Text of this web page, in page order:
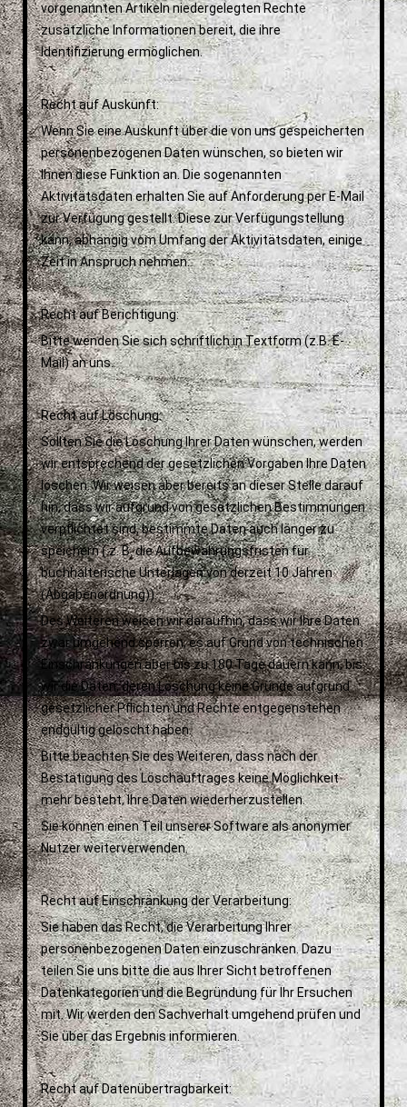
vorgenannten Artikeln niedergelegten Rechte
zusätzliche Informationen bereit, die ihre
Identifizierung ermöglichen.
Recht auf Auskunft:
Wenn Sie eine Auskunft über die von uns gespeicherten
personenbezogenen Daten wünschen, so bieten wir
Ihnen diese Funktion an. Die sogenannten
Aktivitätsdaten erhalten Sie auf Anforderung per E-Mail
zur Verfügung gestellt. Diese zur Verfügungstellung
kann, abhängig vom Umfang der Aktivitätsdaten, einige
Zeit in Anspruch nehmen.
Recht auf Berichtigung:
Bitte wenden Sie sich schriftlich in Textform (z.B. E-
Mail) an uns.
Recht auf Löschung:
Sollten Sie die Löschung Ihrer Daten wünschen, werden
wir entsprechend der gesetzlichen Vorgaben Ihre Daten
löschen. Wir weisen aber bereits an dieser Stelle darauf
hin, dass wir aufgrund von gesetzlichen Bestimmungen
verpflichtet sind, bestimmte Daten auch länger zu
speichern ( z. B. die Aufbewahrungsfristen für
buchhalterische Unterlagen von derzeit 10 Jahren
(Abgabenordnung)).
Des Weiteren weisen wir daraufhin, dass wir Ihre Daten
zwar umgehend sperren, es auf Grund von technischen
Einschränkungen aber bis zu 180 Tage dauern kann, bis
wir die Daten, deren Löschung keine Gründe aufgrund
gesetzlicher Pflichten und Rechte entgegenstehen
endgültig gelöscht haben.
Bitte beachten Sie des Weiteren, dass nach der
Bestätigung des Löschauftrages keine Möglichkeit
mehr besteht, Ihre Daten wiederherzustellen.
Sie können einen Teil unserer Software als anonymer
Nutzer weiterverwenden.
Recht auf Einschränkung der Verarbeitung:
Sie haben das Recht, die Verarbeitung Ihrer
personenbezogenen Daten einzuschränken. Dazu
teilen Sie uns bitte die aus Ihrer Sicht betroffenen
Datenkategorien und die Begründung für Ihr Ersuchen
mit. Wir werden den Sachverhalt umgehend prüfen und
Sie über das Ergebnis informieren.
Recht auf Datenübertragbarkeit: